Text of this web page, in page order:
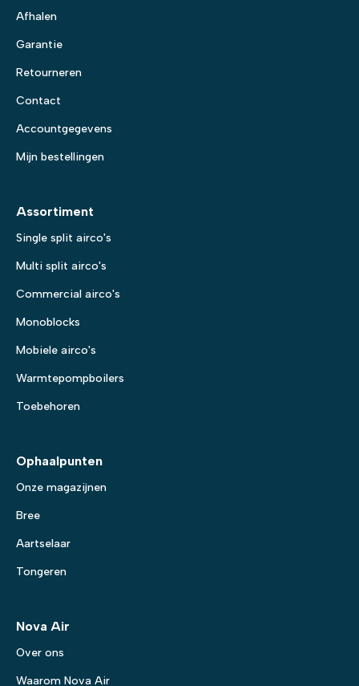
Afhalen
Garantie
Retourneren
Contact
Accountgegevens
Mijn bestellingen
Assortiment
Single split airco's
Multi split airco's
Commercial airco's
Monoblocks
Mobiele airco's
Warmtepompboilers
Toebehoren
Ophaalpunten
Onze magazijnen
Bree
Aartselaar
Tongeren
Nova Air
Over ons
Waarom Nova Air